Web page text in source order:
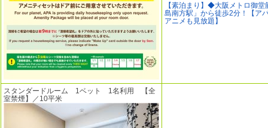
【素泊まり】◆大阪メトロ御堂
島南方駅」から徒歩2分！【ア
アニメも見放題】
スタンダードルーム 1ベット 1名利用 【全
室禁煙】／10平米